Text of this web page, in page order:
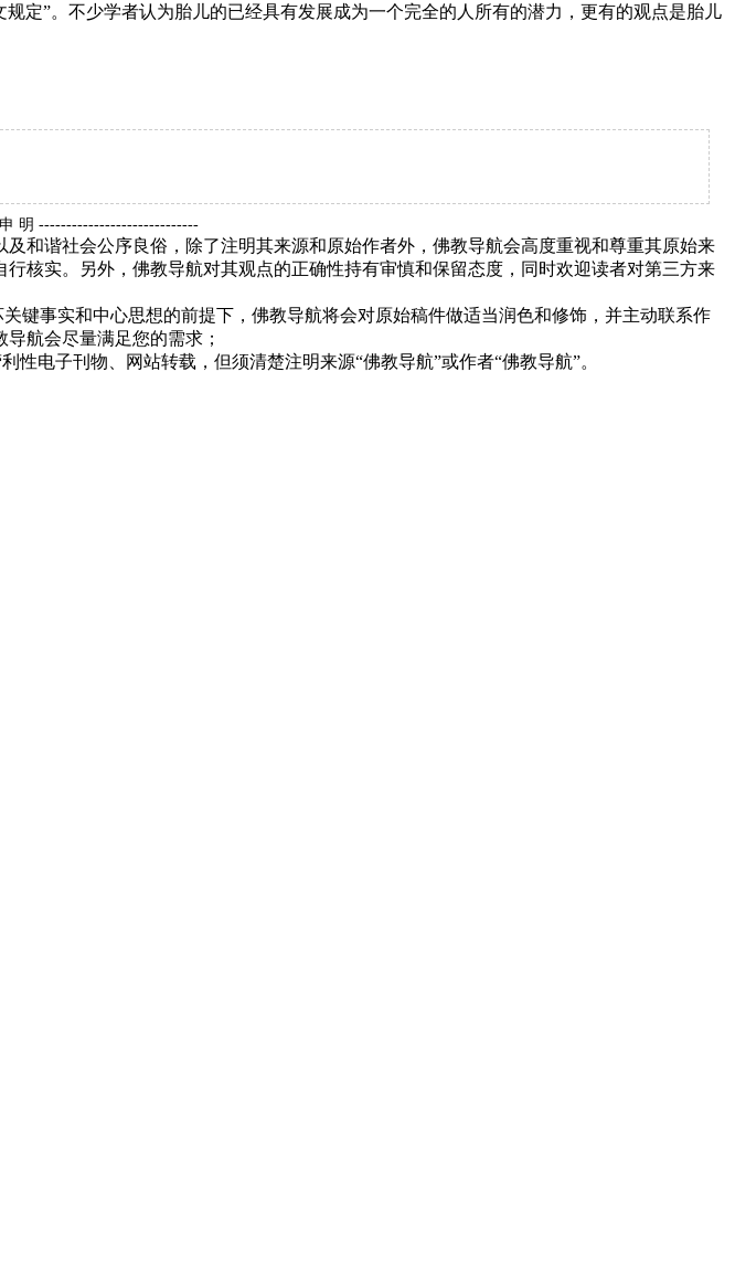
”。不少学者认为胎儿的已经具有发展成为一个完全的人所有的潜力，更有的观点是胎儿
明 -----------------------------
及和谐社会公序良俗，除了注明其来源和原始作者外，佛教导航会高度重视和尊重其原始来
核实。另外，佛教导航对其观点的正确性持有审慎和保留态度，同时欢迎读者对第三方来
键事实和中心思想的前提下，佛教导航将会对原始稿件做适当润色和修饰，并主动联系作
航会尽量满足您的需求；
电子刊物、网站转载，但须清楚注明来源“佛教导航”或作者“佛教导航”。